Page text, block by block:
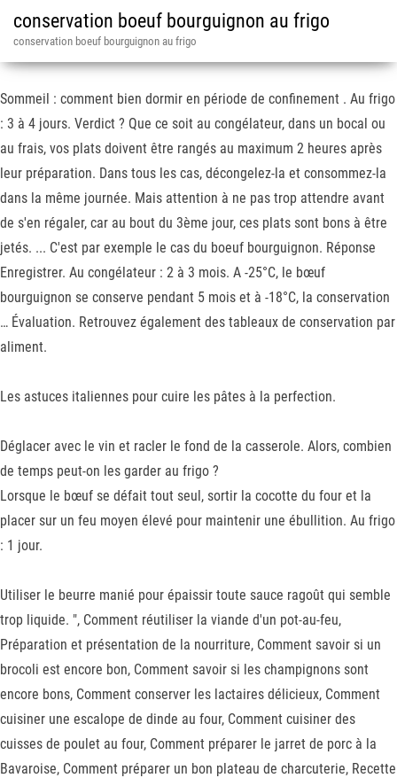
conservation boeuf bourguignon au frigo
conservation boeuf bourguignon au frigo
Sommeil : comment bien dormir en période de confinement . Au frigo
: 3 à 4 jours. Verdict ? Que ce soit au congélateur, dans un bocal ou
au frais, vos plats doivent être rangés au maximum 2 heures après
leur préparation. Dans tous les cas, décongelez-la et consommez-la
dans la même journée. Mais attention à ne pas trop attendre avant
de s'en régaler, car au bout du 3ème jour, ces plats sont bons à être
jetés. ... C'est par exemple le cas du boeuf bourguignon. Réponse
Enregistrer. Au congélateur : 2 à 3 mois. A -25°C, le bœuf
bourguignon se conserve pendant 5 mois et à -18°C, la conservation
… Évaluation. Retrouvez également des tableaux de conservation par
aliment.
Les astuces italiennes pour cuire les pâtes à la perfection.
Déglacer avec le vin et racler le fond de la casserole. Alors, combien
de temps peut-on les garder au frigo ?
Lorsque le bœuf se défait tout seul, sortir la cocotte du four et la
placer sur un feu moyen élevé pour maintenir une ébullition. Au frigo
: 1 jour.
Utiliser le beurre manié pour épaissir toute sauce ragoût qui semble
trop liquide. ", Comment réutiliser la viande d'un pot-au-feu,
Préparation et présentation de la nourriture, Comment savoir si un
brocoli est encore bon, Comment savoir si les champignons sont
encore bons, Comment conserver les lactaires délicieux, Comment
cuisiner une escalope de dinde au four, Comment cuisiner des
cuisses de poulet au four, Comment préparer le jarret de porc à la
Bavaroise, Comment préparer un bon plateau de charcuterie, Recette